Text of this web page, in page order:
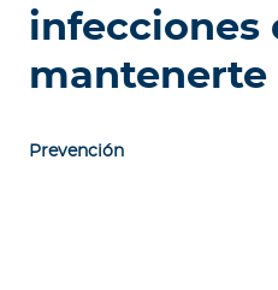
A
infecciones
mantenerte
Prevención